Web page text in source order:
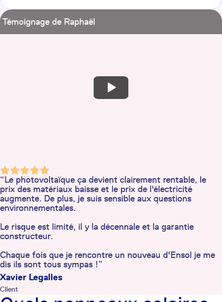
Témoignage de Raphaël
“Le photovoltaïque ça devient clairement rentable, le
prix des matériaux baisse et le prix de l'électricité
augmente. De plus, je suis sensible aux questions
environnementales.
Le risque est limité, il y la décennale et la garantie
constructeur.
Chaque fois que je rencontre un nouveau d'Ensol je me
dis ils sont tous sympas !”
Xavier Legalles
Client